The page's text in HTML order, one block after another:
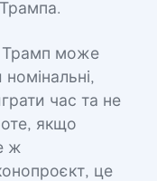
Трамп може
час та не
якщо
ж
це